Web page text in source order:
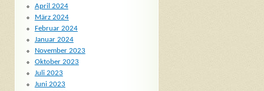
April 2024
März 2024
Februar 2024
Januar 2024
November 2023
Oktober 2023
Juli 2023
Juni 2023